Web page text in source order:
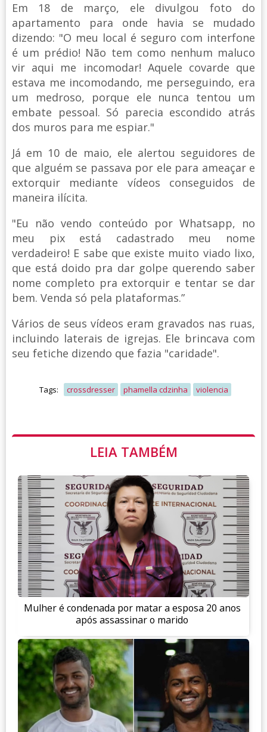
Em 18 de março, ele divulgou foto do
apartamento para onde havia se mudado
dizendo: "O meu local é seguro com interfone
é um prédio! Não tem como nenhum maluco
vir aqui me incomodar! Aquele covarde que
estava me incomodando, me perseguindo, era
um medroso, porque ele nunca tentou um
embate pessoal. Só parecia escondido atrás
dos muros para me espiar."
Já em 10 de maio, ele alertou seguidores de
que alguém se passava por ele para ameaçar e
extorquir mediante vídeos conseguidos de
maneira ilícita.
"Eu não vendo conteúdo por Whatsapp, no
meu pix está cadastrado meu nome
verdadeiro! E sabe que existe muito viado lixo,
que está doido pra dar golpe querendo saber
nome completo pra extorquir e tentar se dar
bem. Venda só pela plataformas.”
Vários de seus vídeos eram gravados nas ruas,
incluindo laterais de igrejas. Ele brincava com
seu fetiche dizendo que fazia "caridade".
Tags: crossdresser phamella cdzinha violencia
LEIA TAMBÉM
Mulher é condenada por matar a esposa 20 anos
após assassinar o marido